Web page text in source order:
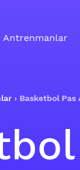
Antrenmanlar
› Basketbol Pas